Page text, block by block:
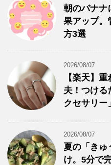
朝のバナナ
果アップ。
方3選
2026/08/07
【楽天】
夫！つける
クセサリー
2026/08/07
夏の「きゅ
け。5分で